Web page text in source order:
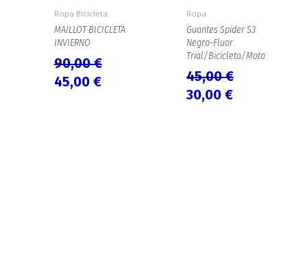
Ropa Bicicleta
MAILLOT BICICLETA
INVIERNO
90,00€
precio
original
era:
90,00 €.
45,00 €
precio
actual
45,00 €.
Ropa
Guantes Spider S3
Negro-Fluor
Trial/Bicicleta/Moto
45,00€
precio
original
era:
45,00 €.
30,00 €
actual
es:
30,00 €.